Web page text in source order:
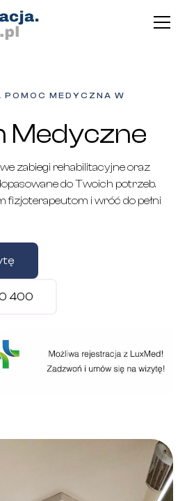
POMOC MEDYCZNA W
Medyczne
zabiegi rehabilitacyjne oraz
do Twoich potrzeb.
fizjoterapeutom i wróć do pełni
400